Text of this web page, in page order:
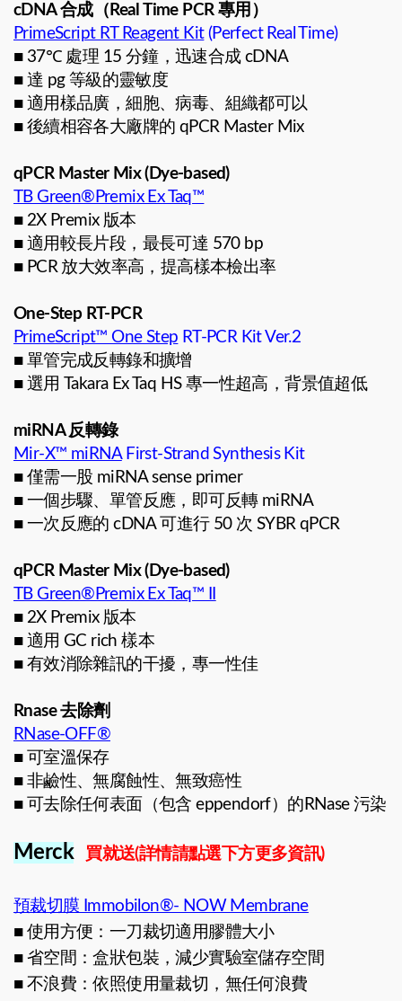
cDNA 合成（Real Time PCR 專用）
PrimeScript RT Reagent Kit(Perfect Real Time)
■ 37℃ 處理 15 分鐘，迅速合成 cDNA
■ 達 pg 等級的靈敏度
■ 適用樣品廣，細胞、病毒、組織都可以
■ 後續相容各大廠牌的 qPCR Master Mix
qPCR Master Mix (Dye-based)
TB Green®Premix Ex Taq™
■ 2X Premix 版本
■ 適用較長片段，最長可達 570 bp
■ PCR 放大效率高，提高樣本檢出率
One-Step RT-PCR
PrimeScript™ One Step RT-PCR Kit Ver.2
■ 單管完成反轉錄和擴增
■ 選用 Takara Ex Taq HS 專一性超高，背景值超低
miRNA 反轉錄
Mir-X™ miRNAFirst-Strand Synthesis Kit
■ 僅需一股 miRNA sense primer
■ 一個步驟、單管反應，即可反轉 miRNA
■ 一次反應的 cDNA 可進行 50 次 SYBR qPCR
qPCR Master Mix (Dye-based)
TB Green®Premix Ex Taq™ II
■ 2X Premix 版本
■ 適用 GC rich 樣本
■ 有效消除雜訊的干擾，專一性佳
Rnase 去除劑
RNase-OFF®
■ 可室溫保存
■ 非鹼性、無腐蝕性、無致癌性
■ 可去除任何表面（包含 eppendorf）的RNase 污染
Merck買就送(詳情請點選下方更多資訊)
預裁切膜 Immobilon®- NOW Membrane
■ 使用方便：一刀裁切適用膠體大小
■ 省空間：盒狀包裝，減少實驗室儲存空間
■ 不浪費：依照使用量裁切，無任何浪費